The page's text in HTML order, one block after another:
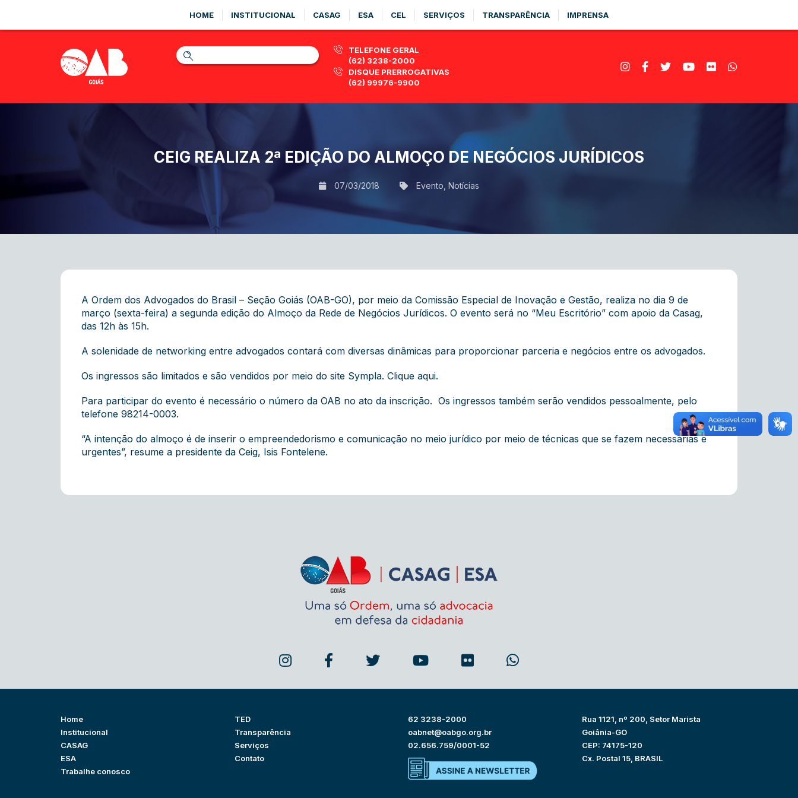
HOME INSTITUCIONAL CASAG ESA CEL SERVIÇOS TRANSPARÊNCIA IMPRENSA
TELEFONE GERAL
(62) 3238-2000
DISQUE PRERROGATIVAS
(62) 99976-9900
CEIG REALIZA 2ª EDIÇÃO DO ALMOÇO DE NEGÓCIOS JURÍDICOS
07/03/2018 Evento Notícias
A Ordem dos Advogados do Brasil – Seção Goiás (OAB-GO), por meio da Comissão Especial de Inovação e Gestão, realiza no dia 9 de
março (sexta-feira) a segunda edição do Almoço da Rede de Negócios Jurídicos. O evento será no “Meu Escritório” com apoio da Casag,
das 12h às 15h.
A solenidade de networking entre advogados contará com diversas dinâmicas para proporcionar parceria e negócios entre os advogados.
Os ingressos são limitados e são vendidos por meio do site Sympla. Clique aqui.
Para participar do evento é necessário o número da OAB no ato da inscrição. Os ingressos também serão vendidos pessoalmente, pelo
telefone 98214-0003.
“A intenção do almoço é de inserir o empreendedorismo e comunicação no meio jurídico por meio de técnicas que se fazem necessárias e
urgentes”, resume a presidente da Ceig, Isis Fontelene.
Home
Institucional
CASAG
ESA
Trabalhe conosco
TED
Transparência
Serviços
Contato
62 3238-2000
oabnet@oabgo.org.br
02.656.759/0001-52
Rua 1121, nº 200, Setor Marista
Goiânia-GO
CEP: 74175-120
Cx. Postal 15, BRASIL